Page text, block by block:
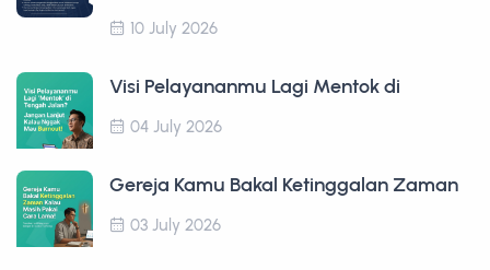
10 July 2026
Visi Pelayananmu Lagi Mentok di
04 July 2026
Gereja Kamu Bakal Ketinggalan Zaman
03 July 2026